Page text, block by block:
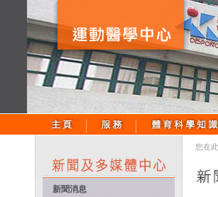
新聞消息
您在